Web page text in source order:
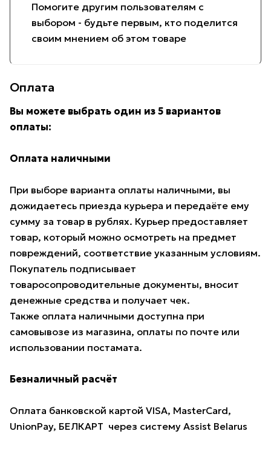
Помогите другим пользователям с
выбором - будьте первым, кто поделится
своим мнением об этом товаре
Оплата
Вы можете выбрать один из 5 вариантов
оплаты:
Оплата наличными
При выборе варианта оплаты наличными, вы
дожидаетесь приезда курьера и передаёте ему
сумму за товар в рублях. Курьер предоставляет
товар, который можно осмотреть на предмет
повреждений, соответствие указанным условиям.
Покупатель подписывает
товаросопроводительные документы, вносит
денежные средства и получает чек.
Также оплата наличными доступна при
самовывозе из магазина, оплаты по почте или
использовании постамата.
Безналичный расчёт
Оплата банковской картой VISA, MasterCard,
UnionPay, БЕЛКАРТ через систему Assist Belarus